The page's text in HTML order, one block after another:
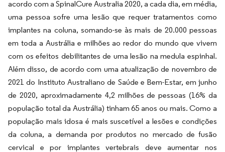
acordo com a SpinalCure Australia 2020, a cada dia, em média,
uma pessoa sofre uma lesão que requer tratamentos como
implantes na coluna, somando-se às mais de 20.000 pessoas
em toda a Austrália e milhões ao redor do mundo que vivem
com os efeitos debilitantes de uma lesão na medula espinhal.
Além disso, de acordo com uma atualização de novembro de
2021 do Instituto Australiano de Saúde e Bem-Estar, em junho
de 2020, aproximadamente 4,2 milhões de pessoas (16% da
população total da Austrália) tinham 65 anos ou mais. Como a
população mais idosa é mais suscetível a lesões e condições
da coluna, a demanda por produtos no mercado de fusão
cervical e por implantes vertebrais deve aumentar nos